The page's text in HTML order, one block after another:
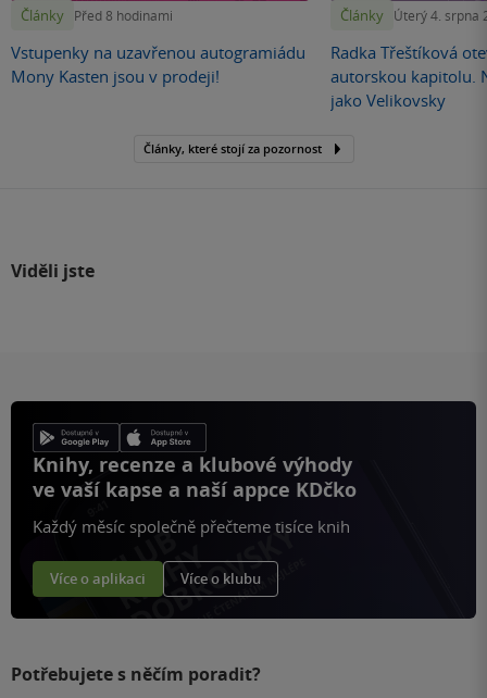
Články Před 8 hodinami
Vstupenky na uzavřenou autogramiádu
Mony Kasten jsou v prodeji!
Články Úterý 4. srpna
Radka Třeštíková
autorskou kapitolu.
jako Velikovsky
Články, které stojí za pozornost
Viděli jste
Knihy, recenze a klubové výhody
ve vaší kapse a naší appce KDčko
Každý měsíc společně přečteme tisíce knih
Více o aplikaci Více o klubu
Potřebujete s něčím poradit?